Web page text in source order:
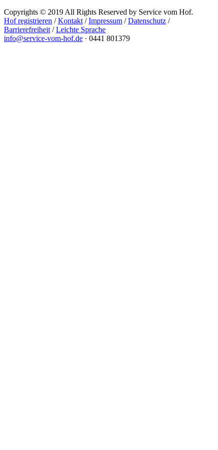
Copyrights © 2019 All Rights Reserved by Service vom Hof.
Hof registrieren /Kontakt /Impressum /Datenschutz /
Barrierefreiheit /Leichte Sprache
info@service-vom-hof.de · 0441 801379